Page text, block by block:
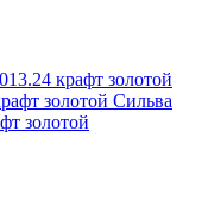
Сильва
золотой